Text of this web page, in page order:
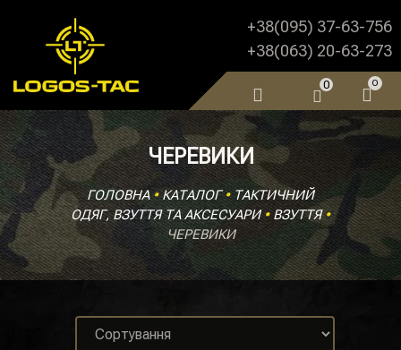
+38(095) 37-63-756
+38(063) 20-63-273
0 0
ЧЕРЕВИКИ
ГОЛОВНА•КАТАЛОГ•ТАКТИЧНИЙ
ОДЯГ, ВЗУТТЯ ТА АКСЕСУАРИ•ВЗУТТЯ•
ЧЕРЕВИКИ